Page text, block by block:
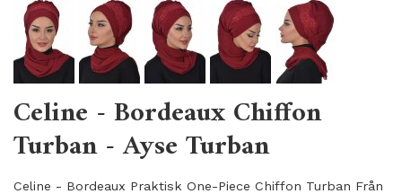
Celine - Bordeaux Chiffon
Turban - Ayse Turban
Celine - Bordeaux Praktisk One-Piece Chiffon Turban Från